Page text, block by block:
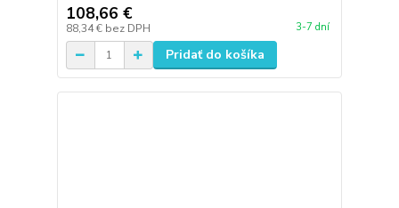
108,66 €
88,34 € bez DPH 3-7 dní
Pridať do košíka